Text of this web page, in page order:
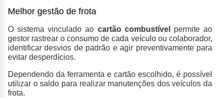
Melhor gestão de frota
O sistema vinculado ao cartão combustível
permite ao
gestor rastrear o consumo de cada veículo ou colaborador,
identificar desvios de padrão e agir preventivamente para
evitar desperdícios.
Dependendo da ferramenta e cartão escolhido, é possível
utilizar o saldo para realizar manutenções dos veículos da
frota.